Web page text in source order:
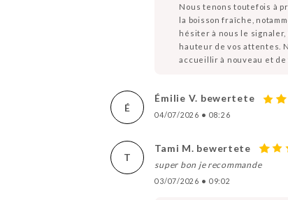
Nous tenons toutefois à
la boisson fraîche,
hésiter à nous le
hauteur de vos attentes.
accueillir à nouveau et
É
Émilie V. bewertete
04/07/2026 • 08:26
T
Tami M. bewertete
super bon je recommande
03/07/2026 • 09:02